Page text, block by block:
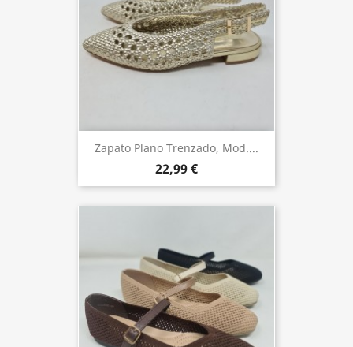
Zapato Plano Trenzado, Mod....
22,99 €